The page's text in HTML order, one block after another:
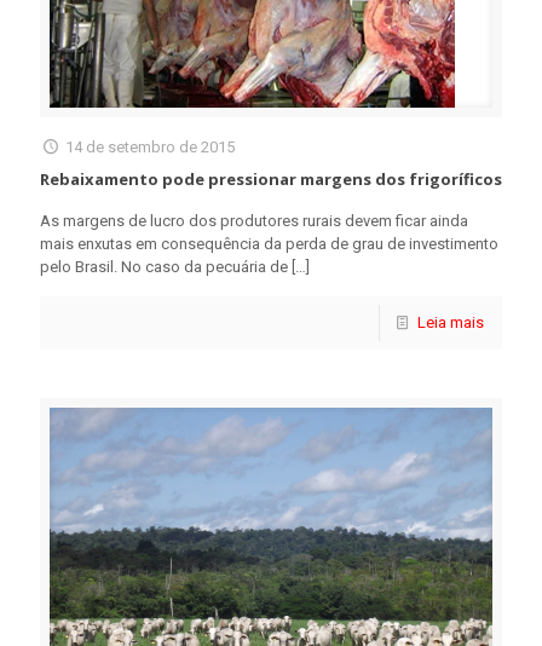
14 de setembro de 2015
Rebaixamento pode pressionar margens dos frigoríficos
As margens de lucro dos produtores rurais devem ficar ainda
mais enxutas em consequência da perda de grau de investimento
pelo Brasil. No caso da pecuária de […]
Leia mais